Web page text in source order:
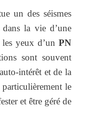
un des séismes
la vie d’une
yeux d’un PN
sont souvent
intérêt et de la
le
et être géré de